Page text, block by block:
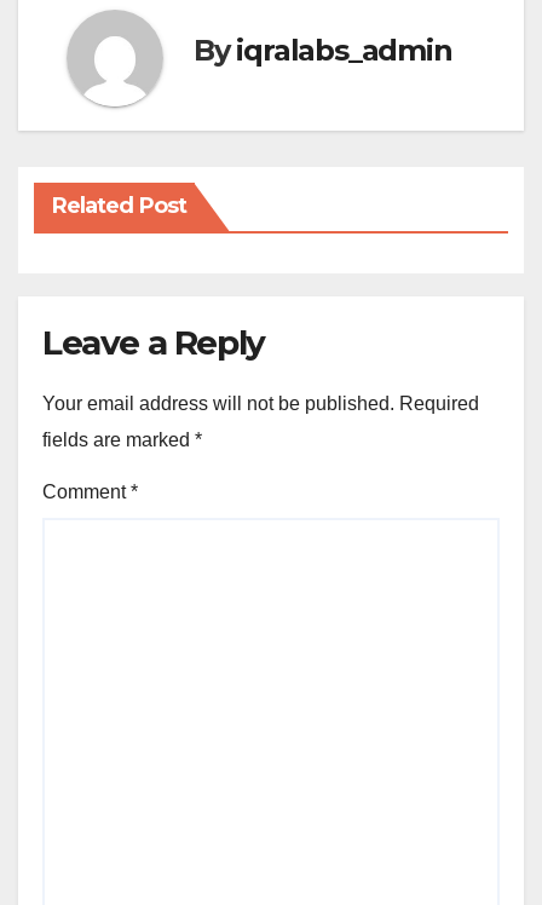
Byiqralabs_admin
Related Post
Leave a Reply
Your email address will not be published. Required
fields are marked *
Comment*